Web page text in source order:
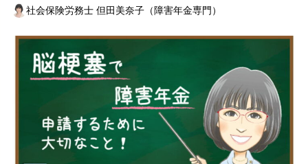
社会保険労務士 但田美奈子（障害年金専門）